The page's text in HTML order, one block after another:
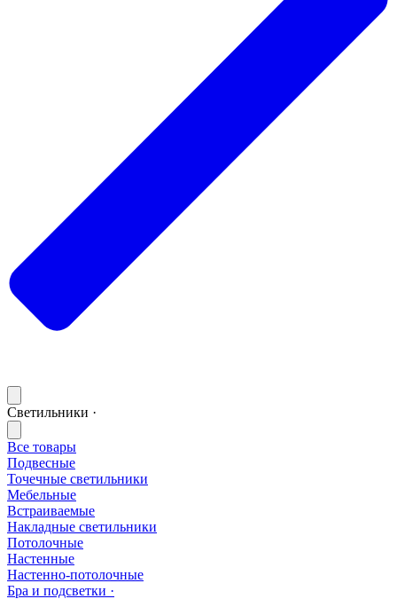
Светильники ·
Все товары
Подвесные
Точечные светильники
Мебельные
Встраиваемые
Накладные светильники
Потолочные
Настенные
Настенно-потолочные
Бра и подсветки ·